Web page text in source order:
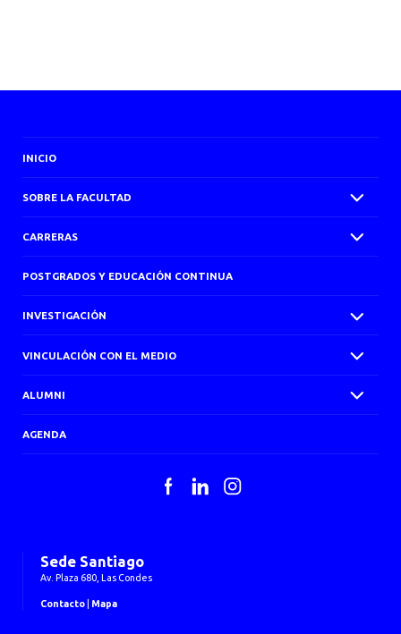
INICIO
SOBRE LA FACULTAD
CARRERAS
POSTGRADOS Y EDUCACIÓN CONTINUA
INVESTIGACIÓN
VINCULACIÓN CON EL MEDIO
ALUMNI
AGENDA
FacebookLinkedInInstagram
Sede Santiago
Av. Plaza 680, Las Condes
Contacto Mapa